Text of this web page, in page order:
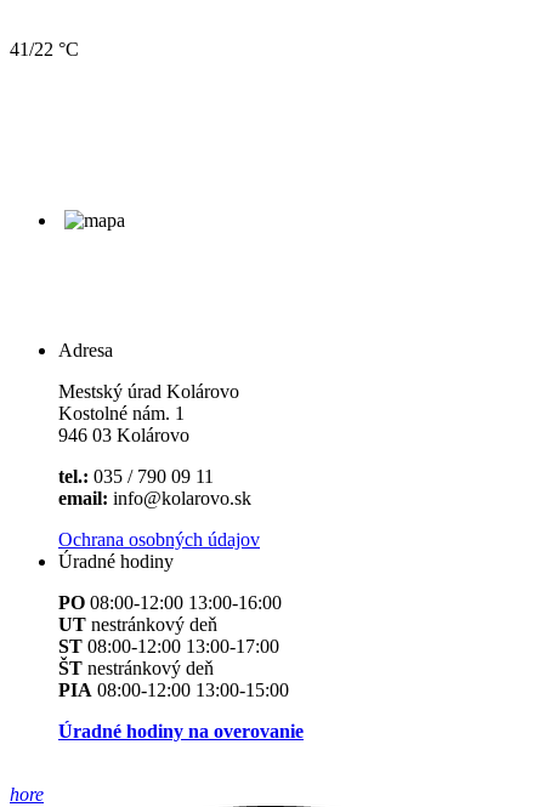
41/22 °C
Adresa
Mestský úrad Kolárovo
Kostolné nám. 1
946 03 Kolárovo
tel.: 035 / 790 09 11
email: info@kolarovo.sk
Ochrana osobných údajov
Úradné hodiny
PO 08:00-12:00 13:00-16:00
UT nestránkový deň
ST 08:00-12:00 13:00-17:00
ŠT nestránkový deň
PIA 08:00-12:00 13:00-15:00
Úradné hodiny na overovanie
hore